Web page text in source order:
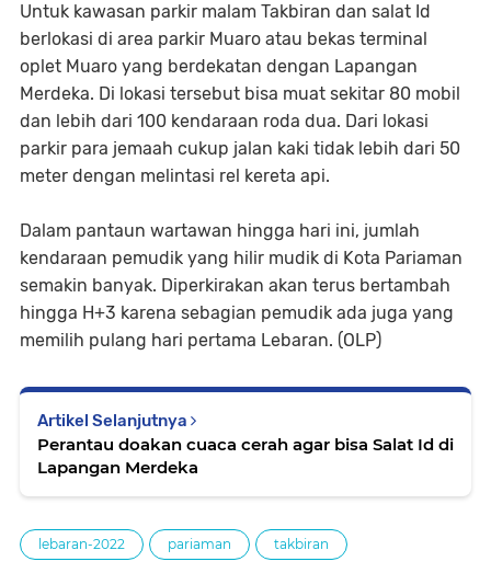
Untuk kawasan parkir malam Takbiran dan salat Id
berlokasi di area parkir Muaro atau bekas terminal
oplet Muaro yang berdekatan dengan Lapangan
Merdeka. Di lokasi tersebut bisa muat sekitar 80 mobil
dan lebih dari 100 kendaraan roda dua. Dari lokasi
parkir para jemaah cukup jalan kaki tidak lebih dari 50
meter dengan melintasi rel kereta api.
Dalam pantaun wartawan hingga hari ini, jumlah
kendaraan pemudik yang hilir mudik di Kota Pariaman
semakin banyak. Diperkirakan akan terus bertambah
hingga H+3 karena sebagian pemudik ada juga yang
memilih pulang hari pertama Lebaran. (OLP)
Artikel Selanjutnya
Perantau doakan cuaca cerah agar bisa Salat Id di
Lapangan Merdeka
lebaran-2022 pariaman takbiran